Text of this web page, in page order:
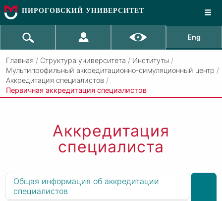
ПИРОГОВСКИЙ УНИВЕРСИТЕТ
Eng
Главная / Структура университета / Институты /
Мультипрофильный аккредитационно-симуляционный центр /
Аккредитация специалистов /
Первичная аккредитация специалистов
Аккредитация
специалиста
Общая информация об аккредитации
специалистов